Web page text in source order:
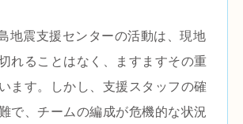
地震支援センターの活動は、現地
れることはなく、ますますその重
ます。しかし、支援スタッフの確
で、チームの編成が危機的な状況